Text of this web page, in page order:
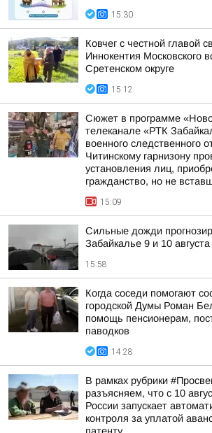
15:30
Ковчег с честной главой
Иннокентия Московского
Сретенском округе
15:12
Сюжет в программе
телеканале «РТК
военного следственного
Читинскому гарнизону
установления лиц,
гражданство, но не
15:09
Сильные дожди
Забайкалье 9 и 10 августа
15:58
Когда соседи помогают
городской Думы Роман
помощь пенсионерам,
паводков
14:28
В рамках рубрики
разъясняем, что с 10
России запускает
контроля за уплатой